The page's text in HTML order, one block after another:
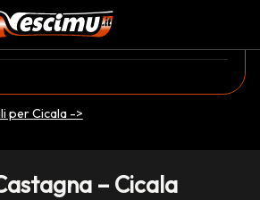
CONCLUSO
domenica 28 Dicembre
per Cicala ->
– Cicala